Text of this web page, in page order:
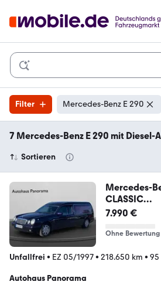
Filter Mercedes-Benz E 290
7 Mercedes-Benz E 290 mit Diesel-
Sortieren
Mercedes-
CLASSIC
7.990 €
Ohne Bewertung
Unfallfrei • EZ 05/1997• 218.650 km • 95
Autohaus Panorama